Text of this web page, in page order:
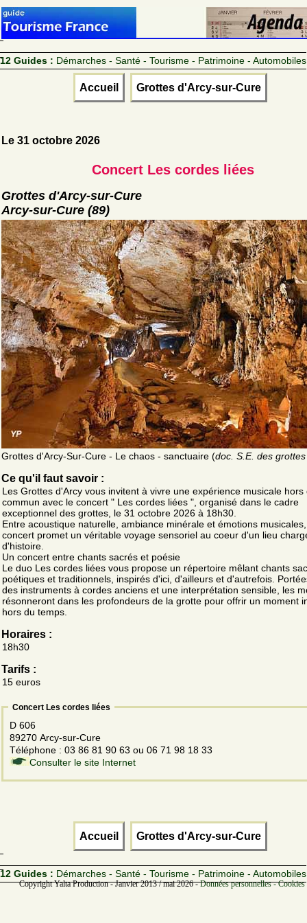
12 Guides : Démarches - Santé - Tourisme - Patrimoine - Automobiles
Accueil Grottes d'Arcy-sur-Cure
Le 31 octobre 2026
Concert Les cordes liées
Grottes d'Arcy-sur-Cure
Arcy-sur-Cure (89)
Grottes d'Arcy-Sur-Cure - Le chaos - sanctuaire (doc. S.E. des
Ce qu'il faut savoir :
Les Grottes d'Arcy vous invitent à vivre une expérience musicale hors
commun avec le concert " Les cordes liées ", organisé dans le cadre
exceptionnel des grottes, le 31 octobre 2026 à 18h30.
Entre acoustique naturelle, ambiance minérale et émotions
concert promet un véritable voyage sensoriel au coeur d'un lieu
d'histoire.
Un concert entre chants sacrés et poésie
Le duo Les cordes liées vous propose un répertoire mêlant chants
poétiques et traditionnels, inspirés d'ici, d'ailleurs et d'autrefois.
des instruments à cordes anciens et une interprétation sensible, les
résonneront dans les profondeurs de la grotte pour offrir un moment
hors du temps.
Horaires :
18h30
Tarifs :
15 euros
Concert Les cordes liées
D 606
89270 Arcy-sur-Cure
Téléphone : 03 86 81 90 63 ou 06 71 98 18 33
Consulter le site Internet
Accueil Grottes d'Arcy-sur-Cure
12 Guides : Démarches - Santé - Tourisme - Patrimoine - Automobiles
Copyright Yalta Production - Janvier 2013 / mai 2026 -Données personnelles -